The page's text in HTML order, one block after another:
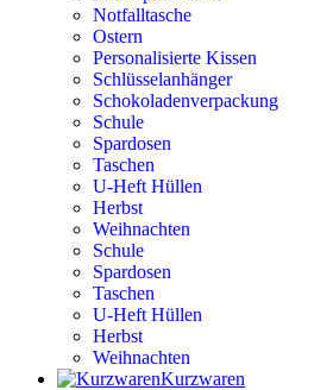
Notfalltasche
Ostern
Personalisierte Kissen
Schlüsselanhänger
Schokoladenverpackung
Schule
Spardosen
Taschen
U-Heft Hüllen
Herbst
Weihnachten
Schule
Spardosen
Taschen
U-Heft Hüllen
Herbst
Weihnachten
Kurzwaren